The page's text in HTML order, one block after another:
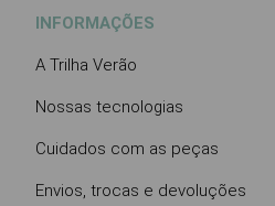
INFORMAÇÕES
A Trilha Verão
Nossas tecnologias
Cuidados com as peças
Envios, trocas e devoluções